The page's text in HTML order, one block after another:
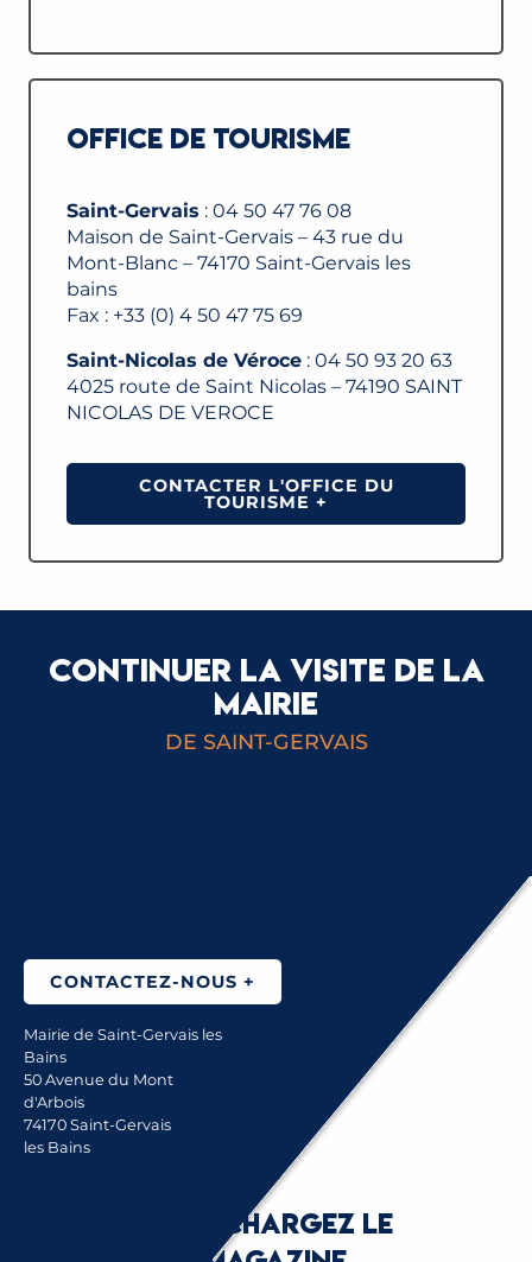
OFFICE DE TOURISME
Saint-Gervais : 04 50 47 76 08
Maison de Saint-Gervais – 43 rue du
Mont-Blanc – 74170 Saint-Gervais les
bains
Fax : +33 (0) 4 50 47 75 69
Saint-Nicolas de Véroce : 04 50 93 20 63
4025 route de Saint Nicolas – 74190 SAINT
NICOLAS DE VEROCE
CONTACTER L'OFFICE DU
TOURISME +
CONTINUER LA VISITE DE LA
MAIRIE
DE SAINT-GERVAIS
CONTACTEZ-NOUS +
Mairie de Saint-Gervais les
Bains
50 Avenue du Mont
d'Arbois
74170 Saint-Gervais
les Bains
Téléchargez le